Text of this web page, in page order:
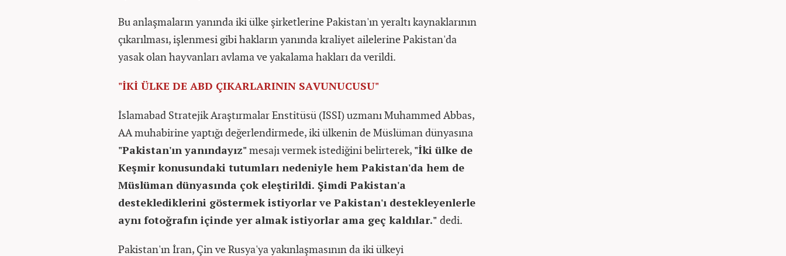
Bu anlaşmaların yanında iki ülke şirketlerine Pakistan'ın yeraltı kaynaklarının
çıkarılması, işlenmesi gibi hakların yanında kraliyet ailelerine Pakistan'da
yasak olan hayvanları avlama ve yakalama hakları da verildi.
"İKİ ÜLKE DE ABD ÇIKARLARININ SAVUNUCUSU"
İslamabad Stratejik Araştırmalar Enstitüsü (ISSI) uzmanı Muhammed Abbas,
AA muhabirine yaptığı değerlendirmede, iki ülkenin de Müslüman dünyasına
"Pakistan'ın yanındayız"mesajı vermek istediğini belirterek, "İki ülke de
Keşmir konusundaki tutumları nedeniyle hem Pakistan'da hem de
Müslüman dünyasında çok eleştirildi. Şimdi Pakistan'a
desteklediklerini göstermek istiyorlar ve Pakistan'ı destekleyenlerle
aynı fotoğrafın içinde yer almak istiyorlar ama geç kaldılar." dedi.
Pakistan'ın İran, Çin ve Rusya'ya yakınlaşmasının da iki ülkeyi